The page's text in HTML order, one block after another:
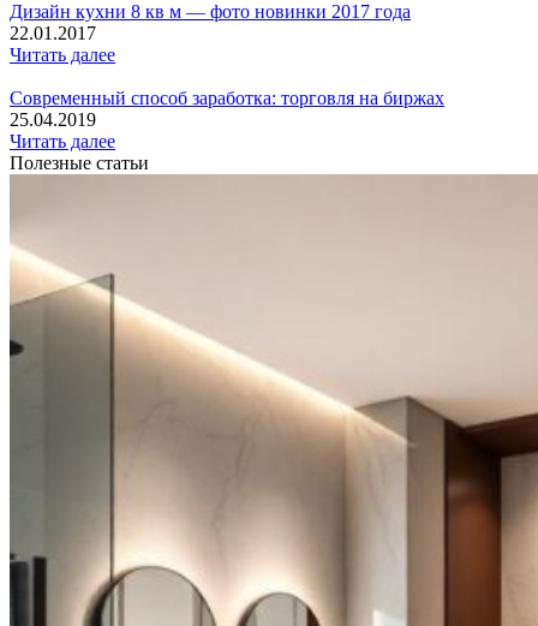
Дизайн кухни 8 кв м — фото новинки 2017 года
22.01.2017
Читать далее
Современный способ заработка: торговля на биржах
25.04.2019
Читать далее
Полезные статьи